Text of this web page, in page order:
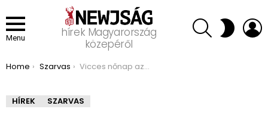
Menu
hírek Magyarország
közepéről
SEARCH SWITCH
SKIN
You are here:
Home Szarvas Vicces nőnap az Aranykornál
HÍREK SZARVAS